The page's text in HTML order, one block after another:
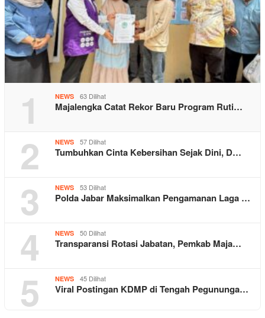
1 NEWS 63 Dilihat
Majalengka Catat Rekor Baru Program Ruti…
2 NEWS 57 Dilihat
Tumbuhkan Cinta Kebersihan Sejak Dini, D…
3 NEWS 53 Dilihat
Polda Jabar Maksimalkan Pengamanan Laga …
4 NEWS 50 Dilihat
Transparansi Rotasi Jabatan, Pemkab Maja…
5 NEWS 45 Dilihat
Viral Postingan KDMP di Tengah Pegununga…